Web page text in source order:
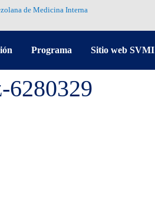
de Medicina Interna
Programa Sitio web SVMI
6280329